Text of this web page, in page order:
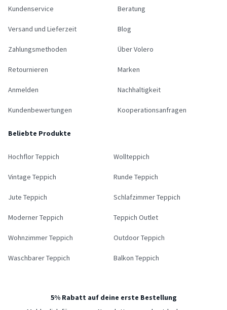
Kundenservice
Versand und Lieferzeit
Zahlungsmethoden
Retournieren
Anmelden
Kundenbewertungen
Beratung
Blog
Über Volero
Marken
Nachhaltigkeit
Kooperationsanfragen
Beliebte Produkte
Hochflor Teppich Wollteppich
Vintage Teppich Runde Teppich
Jute Teppich Schlafzimmer Teppich
Moderner Teppich Teppich Outlet
Wohnzimmer Teppich Outdoor Teppich
Waschbarer Teppich Balkon Teppich
5% Rabatt auf deine erste Bestellung